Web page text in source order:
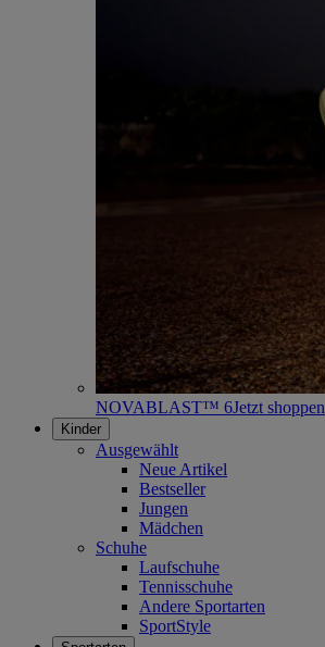
NOVABLAST™ 6Jetzt shoppen
Kinder
Ausgewählt
Neue Artikel
Bestseller
Jungen
Mädchen
Schuhe
Laufschuhe
Tennisschuhe
Andere Sportarten
SportStyle